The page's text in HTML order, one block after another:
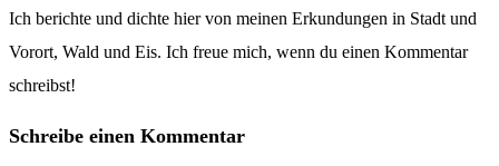
Ich berichte und dichte hier von meinen Erkundungen in Stadt und
Vorort, Wald und Eis. Ich freue mich, wenn du einen Kommentar
schreibst!
Schreibe einen Kommentar